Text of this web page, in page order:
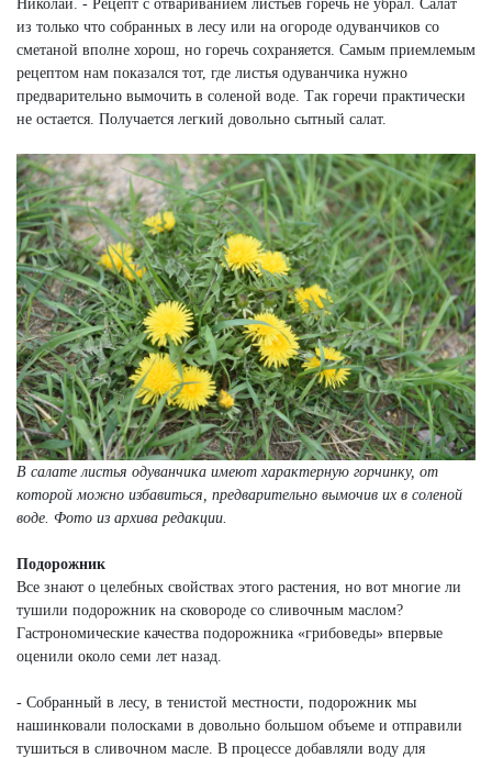
Николай. - Рецепт с отвариванием листьев горечь не убрал. Салат
из только что собранных в лесу или на огороде одуванчиков со
сметаной вполне хорош, но горечь сохраняется. Самым приемлемым
рецептом нам показался тот, где листья одуванчика нужно
предварительно вымочить в соленой воде. Так горечи практически
не остается. Получается легкий довольно сытный салат.
В салате листья одуванчика имеют характерную горчинку, от
которой можно избавиться, предварительно вымочив их в соленой
воде. Фото из архива редакции.
Подорожник
Все знают о целебных свойствах этого растения, но вот многие ли
тушили подорожник на сковороде со сливочным маслом?
Гастрономические качества подорожника «грибоведы» впервые
оценили около семи лет назад.
- Собранный в лесу, в тенистой местности, подорожник мы
нашинковали полосками в довольно большом объеме и отправили
тушиться в сливочном масле. В процессе добавляли воду для